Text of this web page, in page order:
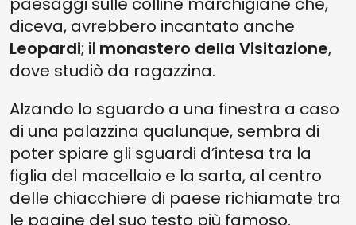
diceva, avrebbero incantato anche
Leopardi; il monastero della Visitazione,
dove studiò da ragazzina.
Alzando lo sguardo a una finestra a caso
di una palazzina qualunque, sembra di
poter spiare gli sguardi d’intesa tra la
figlia del macellaio e la sarta, al centro
delle chiacchiere di paese richiamate tra
le pagine del suo testo più famoso.